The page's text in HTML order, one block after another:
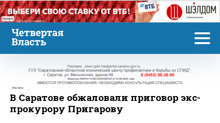
Реклама
Реклама
В Саратове обжаловали приговор экс-
прокурору Пригарову